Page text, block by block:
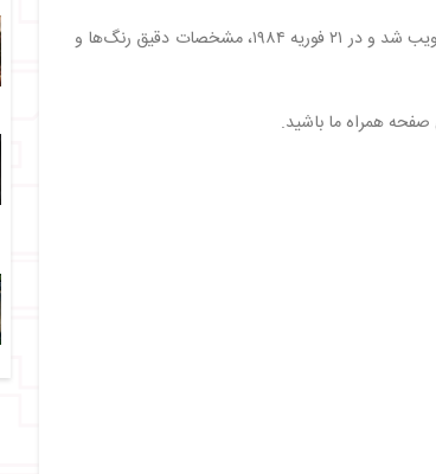
پرچم کنونی کره جنوبی که در تاریخ ۲۵ ژانویه ۱۹۵۰ و در دوران اشغال کره جنوبی تصویب شد و در ۲۱ فوریه ۱۹۸۴، مشخصات دقیق رنگ‌ها و
صفحه همراه ما باشید.